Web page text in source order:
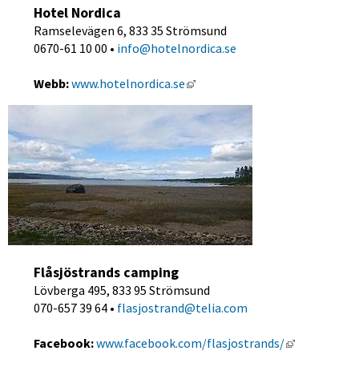
Hotel Nordica
Ramselevägen 6, 833 35 Strömsund
0670-61 10 00 • info@hotelnordica.se
Webb:www.hotelnordica.se Länk till annan webbplats,
Flåsjöstrands camping
Lövberga 495, 833 95 Strömsund
070-657 39 64 • flasjostrand@telia.com
Facebook:www.facebook.com/flasjostrands/ Länk till